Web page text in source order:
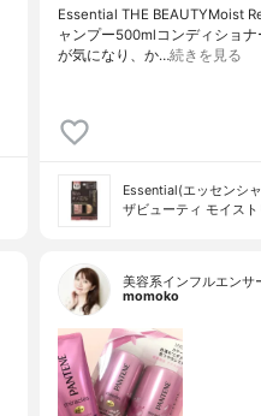
Essential THE BEAUTYMoist
ャンプー500mlコンディショ
が気になり、か…続きを見る
Essential(エッセンシ
ザビューティ モイス
美容系インフルエンサ
momoko